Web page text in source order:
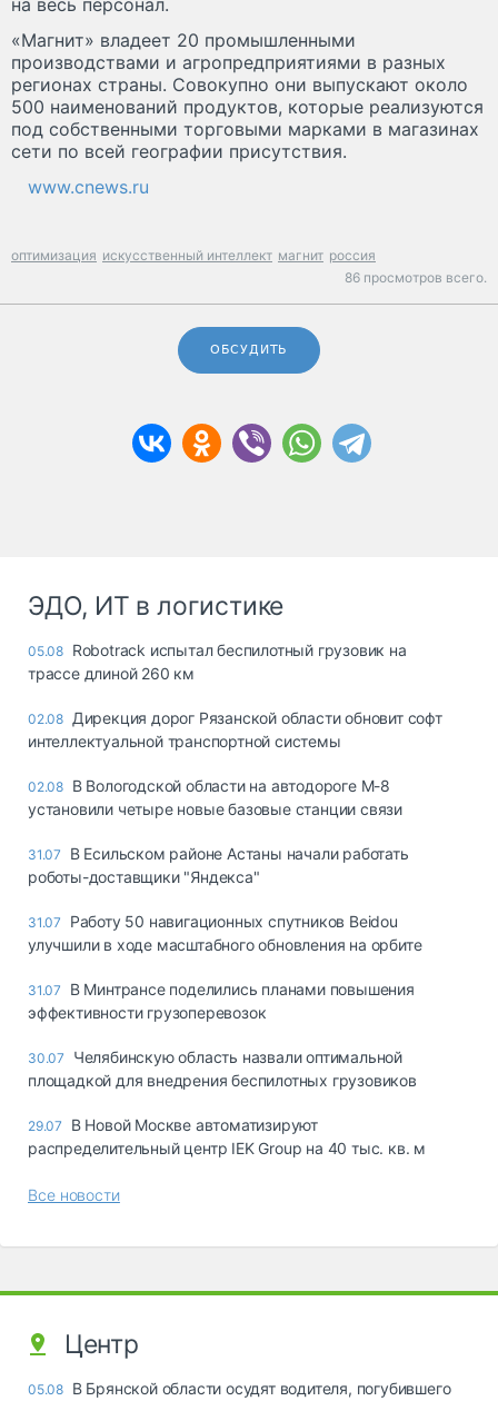
на весь персонал.
«Магнит» владеет 20 промышленными
производствами и агропредприятиями в разных
регионах страны. Совокупно они выпускают около
500 наименований продуктов, которые реализуются
под собственными торговыми марками в магазинах
сети по всей географии присутствия.
www.cnews.ru
оптимизация искусственный интеллект магнит россия
86 просмотров всего.
ОБСУДИТЬ
ЭДО, ИТ в логистике
05.08 Robotrack испытал беспилотный грузовик на
трассе длиной 260 км
02.08 Дирекция дорог Рязанской области обновит софт
интеллектуальной транспортной системы
02.08 В Вологодской области на автодороге М-8
установили четыре новые базовые станции связи
31.07
В Есильском районе Астаны начали работать
роботы-доставщики "Яндекса"
31.07
Работу 50 навигационных спутников Beidou
улучшили в ходе масштабного обновления на орбите
31.07
В Минтрансе поделились планами повышения
эффективности грузоперевозок
30.07
Челябинскую область назвали оптимальной
площадкой для внедрения беспилотных грузовиков
29.07
В Новой Москве автоматизируют
распределительный центр IEK Group на 40 тыс. кв. м
Все новости
Центр
05.08 В Брянской области осудят водителя, погубившего